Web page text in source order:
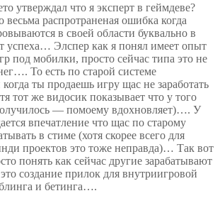
утверждал что я эксперт в геймдеве?
весьма распротраненая ошибка когда
в своей области буквально в
успеха… Элспер как я понял имеет опыт
под мобилки, просто сейчас типа это не
То есть по старой системе
ты продаешь игру щас не заработать
тот же видосик показывает что у того
— помоему вдохновляет)…. У
впечатление что щас по старому
в стиме (хотя скорее всего для
проектов это тоже неправда)… Так вот
понять как сейчас другие зарабатывают
создание прилок для внутриигровой
и бетинга….